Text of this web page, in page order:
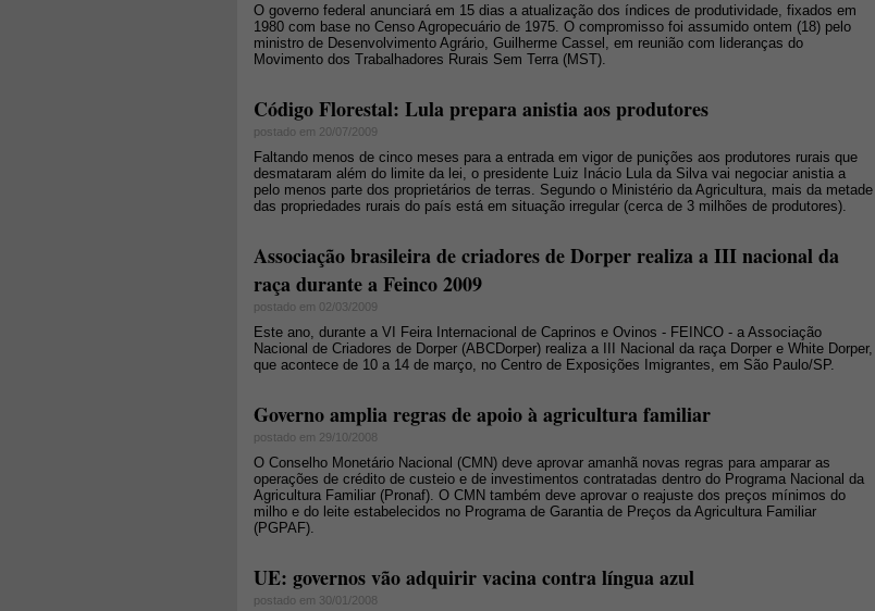
O governo federal anunciará em 15 dias a atualização dos índices de produtividade, fixados em
1980 com base no Censo Agropecuário de 1975. O compromisso foi assumido ontem (18) pelo
ministro de Desenvolvimento Agrário, Guilherme Cassel, em reunião com lideranças do
Movimento dos Trabalhadores Rurais Sem Terra (MST).
Código Florestal: Lula prepara anistia aos produtores
postado em 20/07/2009
Faltando menos de cinco meses para a entrada em vigor de punições aos produtores rurais que
desmataram além do limite da lei, o presidente Luiz Inácio Lula da Silva vai negociar anistia a
pelo menos parte dos proprietários de terras. Segundo o Ministério da Agricultura, mais da metade
das propriedades rurais do país está em situação irregular (cerca de 3 milhões de produtores).
Associação brasileira de criadores de Dorper realiza a III nacional da
raça durante a Feinco 2009
postado em 02/03/2009
Este ano, durante a VI Feira Internacional de Caprinos e Ovinos - FEINCO - a Associação
Nacional de Criadores de Dorper (ABCDorper) realiza a III Nacional da raça Dorper e White Dorper,
que acontece de 10 a 14 de março, no Centro de Exposições Imigrantes, em São Paulo/SP.
Governo amplia regras de apoio à agricultura familiar
postado em 29/10/2008
O Conselho Monetário Nacional (CMN) deve aprovar amanhã novas regras para amparar as
operações de crédito de custeio e de investimentos contratadas dentro do Programa Nacional da
Agricultura Familiar (Pronaf). O CMN também deve aprovar o reajuste dos preços mínimos do
milho e do leite estabelecidos no Programa de Garantia de Preços da Agricultura Familiar
(PGPAF).
UE: governos vão adquirir vacina contra língua azul
postado em 30/01/2008